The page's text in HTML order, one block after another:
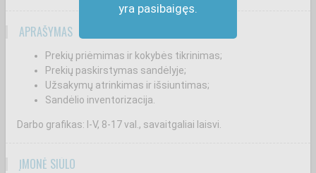
yra pasibaigęs.
APRAŠYMAS
Prekių priėmimas ir kokybės tikrinimas;
Prekių paskirstymas sandėlyje;
Užsakymų atrinkimas ir išsiuntimas;
Sandėlio inventorizacija.
Darbo grafikas: I-V, 8-17 val., savaitgaliai laisvi.
ĮMONĖ SIŪLO